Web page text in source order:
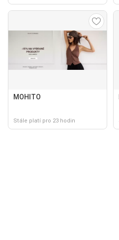
MOHITO
Stále platí pro 23 hodin